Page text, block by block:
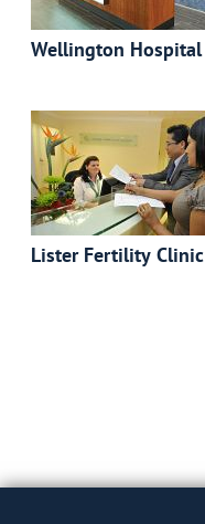
Wellington Hospital
Lister Fertility Clinic